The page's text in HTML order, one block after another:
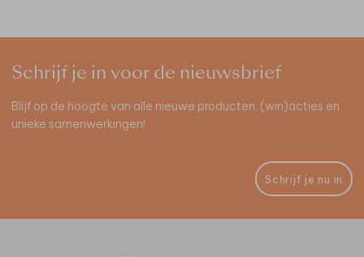
Schrijf je in voor de nieuwsbrief
Blijf op de hoogte van alle nieuwe producten, (win)acties en
unieke samenwerkingen!
Schrijf je nu in